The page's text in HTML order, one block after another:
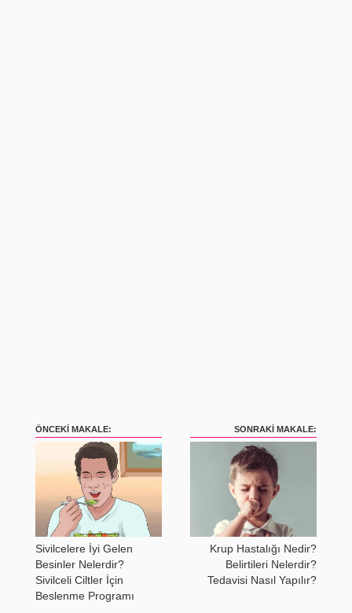
ÖNCEKI MAKALE:
Sivilcelere İyi Gelen
Besinler Nelerdir?
Sivilceli Ciltler İçin
Beslenme Programı
SONRAKI MAKALE:
Krup Hastalığı Nedir?
Belirtileri Nelerdir?
Tedavisi Nasıl Yapılır?